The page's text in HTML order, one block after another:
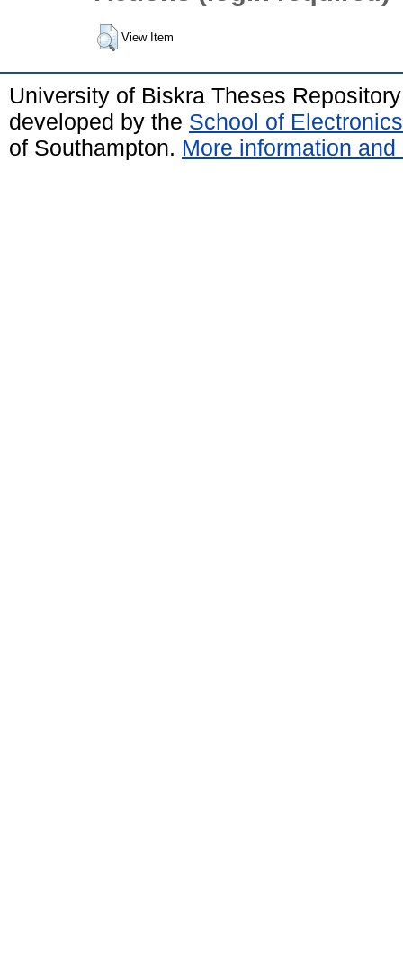
View Item
University of Biskra Theses
developed by the School of
of Southampton. More information